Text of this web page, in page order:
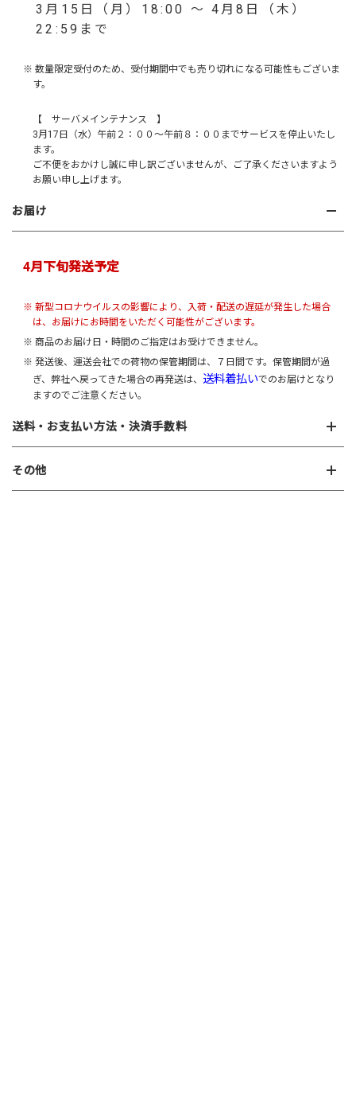
3月15日（月）18:00 ～ 4月8日（木）
22:59まで
※ 数量限定受付のため、受付期間中でも売り切れになる可能性もございま
す。
【 サーバメインテナンス 】
3月17日（水）午前２：００～午前８：００までサービスを停止いたし
ます。
ご不便をおかけし誠に申し訳ございませんが、ご了承くださいますよう
お願い申し上げます。
お届け
4月下旬発送予定
※ 新型コロナウイルスの影響により、入荷・配送の遅延が発生した場合
は、お届けにお時間をいただく可能性がございます。
※ 商品のお届け日・時間のご指定はお受けできません。
※ 発送後、運送会社での荷物の保管期間は、７日間です。保管期間が過
ぎ、弊社へ戻ってきた場合の再発送は、 送料着払いでのお届けとなり
ますのでご注意ください。
送料・お支払い方法・決済手数料
その他